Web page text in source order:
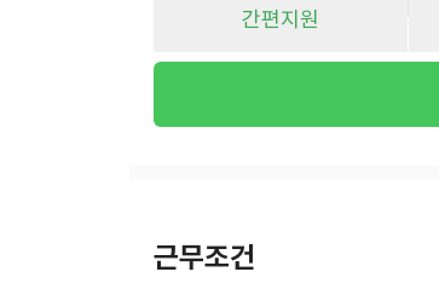
간편지원
근무조건